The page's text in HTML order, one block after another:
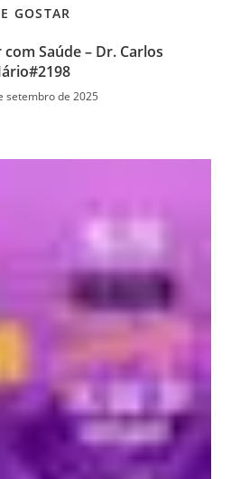
GOSTAR
Saúde – Dr. Carlos
setembro de 2025